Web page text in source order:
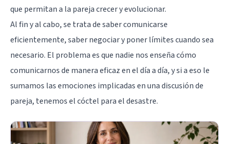
que permitan a la pareja crecer y evolucionar.
Al fin y al cabo, se trata de saber comunicarse
eficientemente, saber negociar y poner límites cuando sea
necesario. El problema es que nadie nos enseña cómo
comunicarnos de manera eficaz en el día a día, y si a eso le
sumamos las emociones implicadas en una discusión de
pareja, tenemos el cóctel para el desastre.